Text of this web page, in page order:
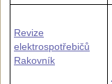
Revize
elektrospotřebičů
Rakovník